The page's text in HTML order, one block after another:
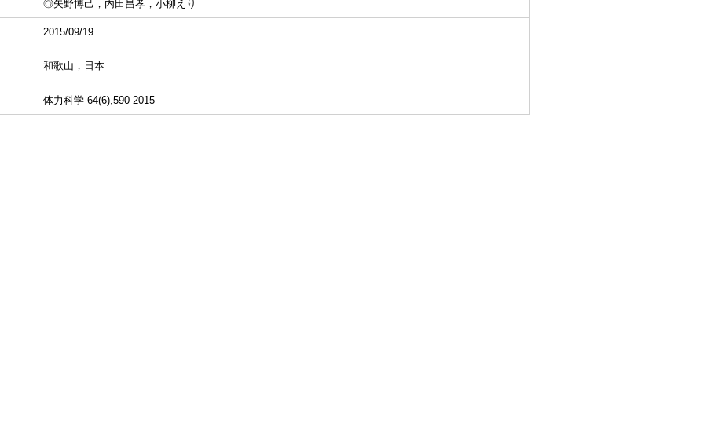
◎矢野博己，内田昌孝，小柳えり
2015/09/19
和歌山，日本
体力科学 64(6),590 2015